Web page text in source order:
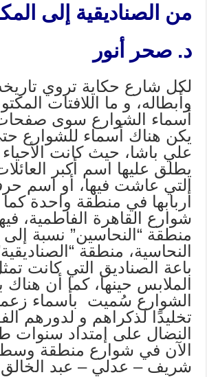
من الصناديقية إلى
د. صحر أنور
لكل شارع حكاية تروي
وأبطاله، و ما اللافتات
أسماء الشوارع سوى
يكن هناك أسماء للشوارع
علي باشا، حيث كانت
يطلق عليها اسم أكبر
التي عاشت فيها، أو اسم
أربابها في منطقة واحدة
شوارع القاهرة الفاطمية،
منطقة “النحاسين” نسبة إلى
النحاسية، منطقة
باعة الصناديق التي كانت
الملابس حينها، كما أن
الشوارع سُميت بأسماء
تخليدًا لذكراهم و لدورهم
النضال على إمتداد سنوات
الآن في شوارع منطقة وسط
شريف – عدلي – عبد